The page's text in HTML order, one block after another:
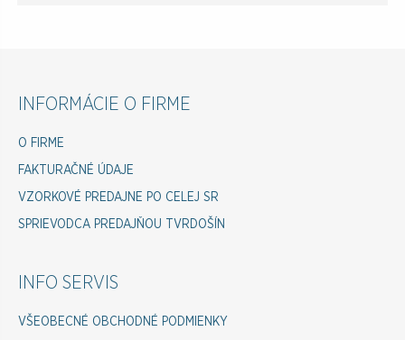
INFORMÁCIE O FIRME
O FIRME
FAKTURAČNÉ ÚDAJE
VZORKOVÉ PREDAJNE PO CELEJ SR
SPRIEVODCA PREDAJŇOU TVRDOŠÍN
INFO SERVIS
VŠEOBECNÉ OBCHODNÉ PODMIENKY